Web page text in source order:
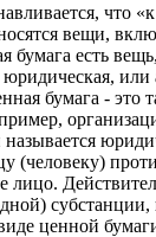
что
вещи,
бумага есть
или
бумага - это
называется
(человеку)
лицо.
субстанции,
ценной